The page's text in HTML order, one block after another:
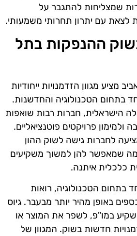
שמצליחות להתגבר על
לצאת עם יתרון תחרותי משמעותי.
ההנפקות בתל
מציע מגוון הזדמנויות ייחודיות
בתחום הטכנולוגיה והחדשנות.
הישראלית, חברות רבות שואפות
ולמימון פרויקטים פוטנציאליים.
לחברות גישה לשוק ההון
מה שמאפשר להן למשוך משקיעים
כלכלית איתנה.
בתחום הטכנולוגיה, רואות
באופן מהיר יותר מבעבר. גיוס
במו"פ, לשפר את המוצר או
חדשות בשוק. המגוון של